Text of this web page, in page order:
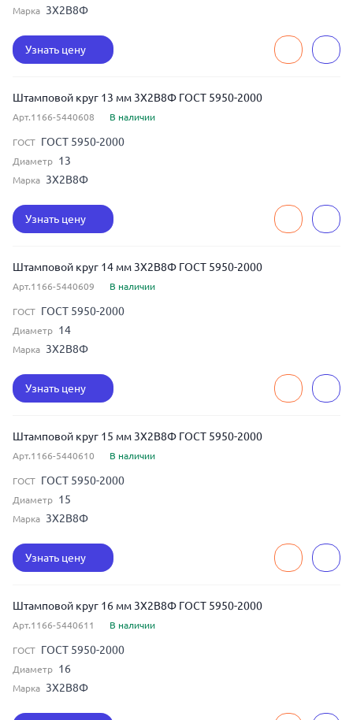
Марка 3Х2В8Ф
Узнать цену
Штамповой круг 13 мм 3Х2В8Ф ГОСТ 5950-2000
Арт.1166-5440608 В наличии
ГОСТ ГОСТ 5950-2000
Диаметр 13
Марка 3Х2В8Ф
Узнать цену
Штамповой круг 14 мм 3Х2В8Ф ГОСТ 5950-2000
Арт.1166-5440609 В наличии
ГОСТ ГОСТ 5950-2000
Диаметр 14
Марка 3Х2В8Ф
Узнать цену
Штамповой круг 15 мм 3Х2В8Ф ГОСТ 5950-2000
Арт.1166-5440610 В наличии
ГОСТ ГОСТ 5950-2000
Диаметр 15
Марка 3Х2В8Ф
Узнать цену
Штамповой круг 16 мм 3Х2В8Ф ГОСТ 5950-2000
Арт.1166-5440611 В наличии
ГОСТ ГОСТ 5950-2000
Диаметр 16
Марка 3Х2В8Ф